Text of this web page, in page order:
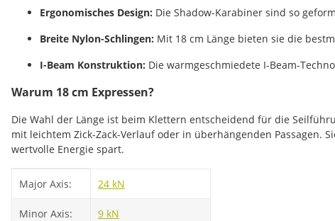
Ergonomisches Design: Die Shadow-Karabiner sind so
Breite Nylon-Schlingen: Mit 18 cm Länge bieten sie die
I-Beam Konstruktion: Die warmgeschmiedete I-Beam-
Warum 18 cm Expressen?
Die Wahl der Länge ist beim Klettern entscheidend für die
mit leichtem Zick-Zack-Verlauf oder in überhängenden Passagen.
wertvolle Energie spart.
Major Axis: 24 kN
Minor Axis: 9 kN